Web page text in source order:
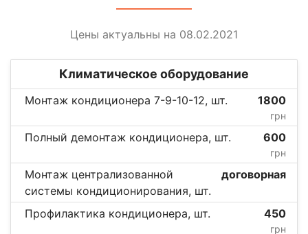
Цены актуальны на 08.02.2021
Климатическое оборудование
Монтаж кондиционера 7-9-10-12, шт. 1800
грн
Полный демонтаж кондиционера, шт. 600
грн
Монтаж централизованной
системы кондиционирования, шт.
договорная
Профилактика кондиционера, шт. 450
грн